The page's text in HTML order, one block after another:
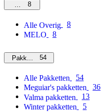
Overig
8
Alle Overig
8
MELO
8
Pakketten54
Alle Pakketten
54
Meguiar's pakketten
36
Valma pakketten
13
Winter pakketten
5